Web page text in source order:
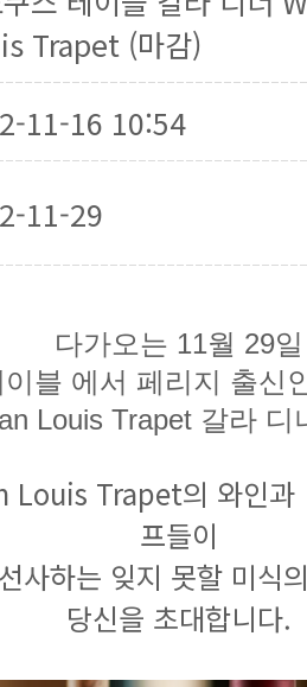
Trapet (마감)
11-16 10:54
11-29
다가오는 11월 29일
블 에서 페리지 출신
Louis Trapet 갈라
프들이
사하는 잊지 못할 미식
당신을 초대합니다.